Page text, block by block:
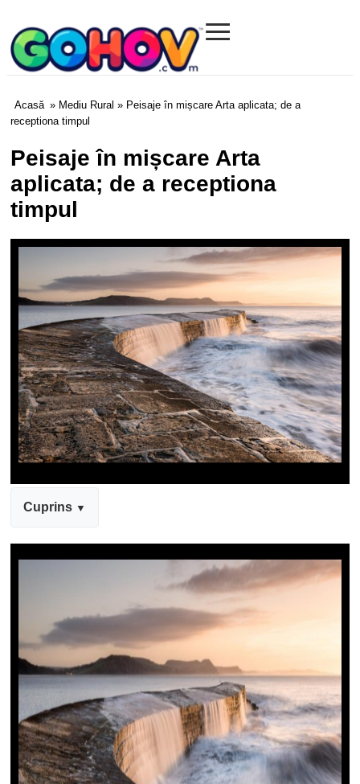
Gohov.com
≡
Acasă » Mediu Rural » Peisaje în mișcare Arta aplicata; de a
receptiona timpul
Peisaje în mișcare Arta
aplicata; de a receptiona
timpul
Cuprins